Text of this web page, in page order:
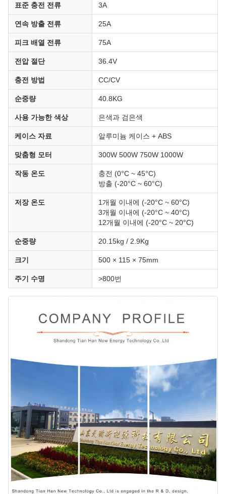
표준 충전 전류 3A
연속 방출 전류 25A
피크 배열 전류 75A
전압 절단 36.4V
충전 방법 CC/CV
순중량 40.8KG
사용 가능한 색상 은색과 검은색
케이스 자료 알루미늄 케이스 + ABS
맞춤형 모터 300W 500W 750W 1000W
작동 온도
충전 (0°C ~ 45°C)
방출 (-20°C ~ 60°C)
저장 온도
1개월 이내에 (-20°C ~ 60°C)
3개월 이내에 (-20°C ~ 40°C)
12개월 이내에 (-20°C ~ 20°C)
순중량 20.15kg / 2.9Kg
크기 500 × 115 × 75mm
주기 수명 >800번